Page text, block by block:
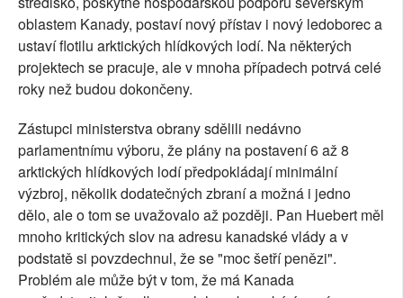
oblastem Kanady, postaví nový přístav i nový ledoborec a
ustaví flotilu arktických hlídkových lodí. Na některých
projektech se pracuje, ale v mnoha případech potrvá celé
roky než budou dokončeny.
Zástupci ministerstva obrany sdělili nedávno
parlamentnímu výboru, že plány na postavení 6 až 8
arktických hlídkových lodí předpokládají minimální
výzbroj, několik dodatečných zbraní a možná i jedno
dělo, ale o tom se uvažovalo až později. Pan Huebert měl
mnoho kritických slov na adresu kanadské vlády a v
podstatě si povzdechnul, že se "moc šetří penězi".
Problém ale může být v tom, že má Kanada